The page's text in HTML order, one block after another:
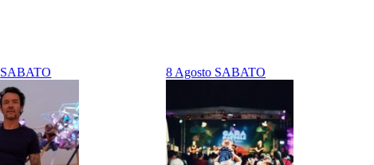
SABATO 8 Agosto SABATO